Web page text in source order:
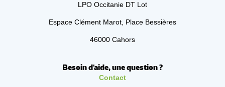
LPO Occitanie DT Lot
Espace Clément Marot, Place Bessières
46000 Cahors
Besoin d'aide, une question ?
Contact